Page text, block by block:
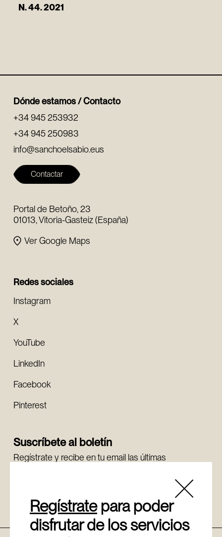
N. 44. 2021
Regístratepara poder
disfrutar de los servicios
Dónde estamos / Contacto
+34 945 253932
+34 945 250983
info@sanchoelsabio.eus
Contactar
Portal de Betoño, 23
01013, Vitoria-Gasteiz (España)
Ver Google Maps
Redes sociales
Instagram
X
YouTube
LinkedIn
Facebook
Pinterest
Suscríbete al boletín
Regístrate y recibe en tu email las últimas